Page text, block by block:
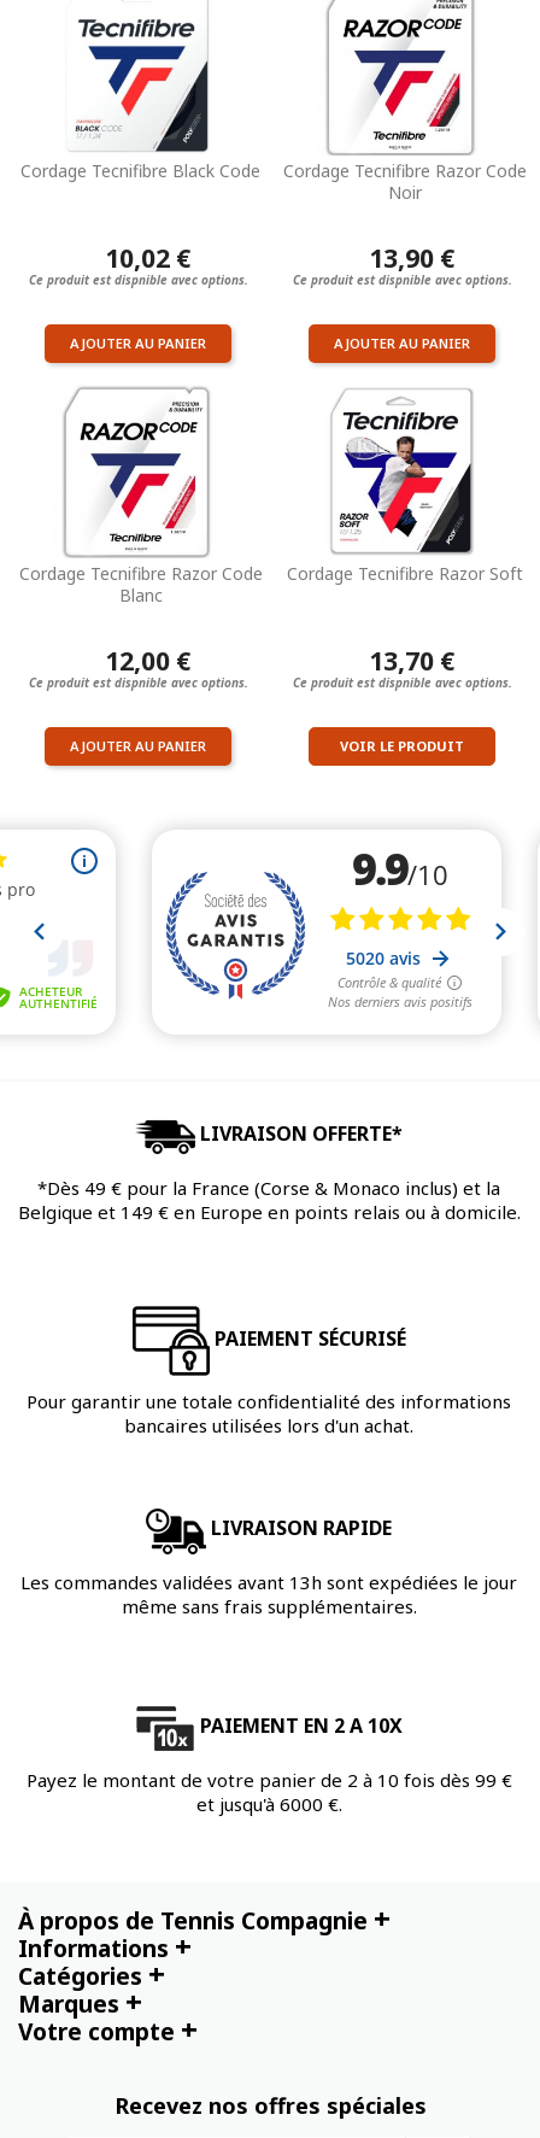
Cordage Tecnifibre Black Code
10,02 €
Ce produit est dispnible avec options.
AJOUTER AU PANIER
Cordage Tecnifibre Razor Code
Noir
13,90 €
Ce produit est dispnible avec options.
AJOUTER AU PANIER
Cordage Tecnifibre Razor Code
Blanc
12,00 €
Ce produit est dispnible avec options.
AJOUTER AU PANIER
Cordage Tecnifibre Razor Soft
13,70 €
Ce produit est dispnible avec options.
VOIR LE PRODUIT
LIVRAISON OFFERTE*
*Dès 49 € pour la France (Corse & Monaco inclus) et la
Belgique et 149 € en Europe en points relais ou à domicile.
PAIEMENT SÉCURISÉ
Pour garantir une totale confidentialité des informations
bancaires utilisées lors d'un achat.
LIVRAISON RAPIDE
Les commandes validées avant 13h sont expédiées le jour
même sans frais supplémentaires.
PAIEMENT EN 2 A 10X
Payez le montant de votre panier de 2 à 10 fois dès 99 €
et jusqu'à 6000 €.
À propos de Tennis Compagnie +
Informations +
Catégories +
Marques +
Votre compte +
Recevez nos offres spéciales